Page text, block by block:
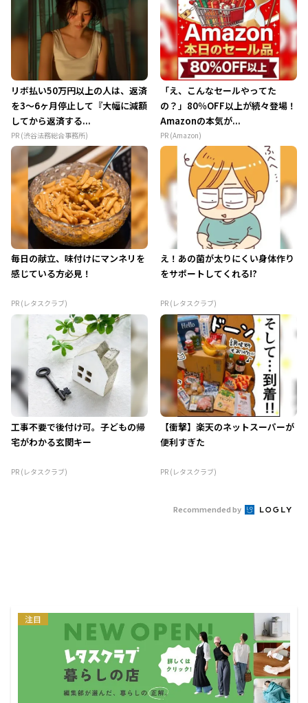
リボ払い50万円以上の人は、返済
を3～6ヶ月停止して『大幅に減額
してから返済する...
PR (渋谷法務総合事務所)
「え、こんなセールやってた
の？」80％OFF以上が続々登場！
Amazonの本気が...
PR (Amazon)
毎日の献立、味付けにマンネリを
感じている方必見！
PR (レタスクラブ)
え！あの菌が太りにくい身体作り
をサポートしてくれる!?
PR (レタスクラブ)
工事不要で後付け可。子どもの帰
宅がわかる玄関キー
PR (レタスクラブ)
【衝撃】楽天のネットスーパーが
便利すぎた
PR (レタスクラブ)
Recommended by
注目